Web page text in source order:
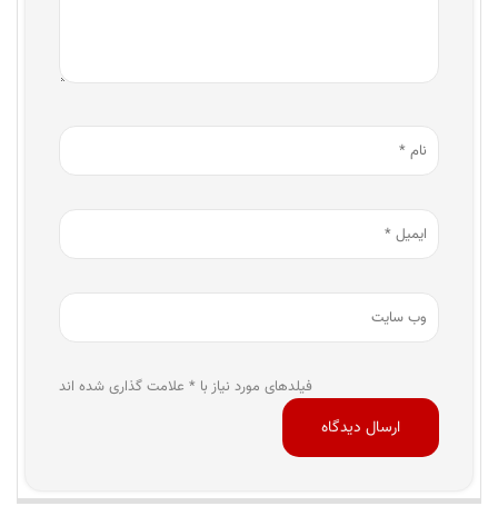
فیلدهای مورد نیاز با * علامت گذاری شده اند